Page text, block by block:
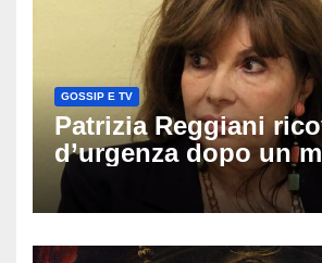
GOSSIP E TV
Patrizia Reggiani
d’urgenza dopo un
vacanza: come sta
Lady Gucci